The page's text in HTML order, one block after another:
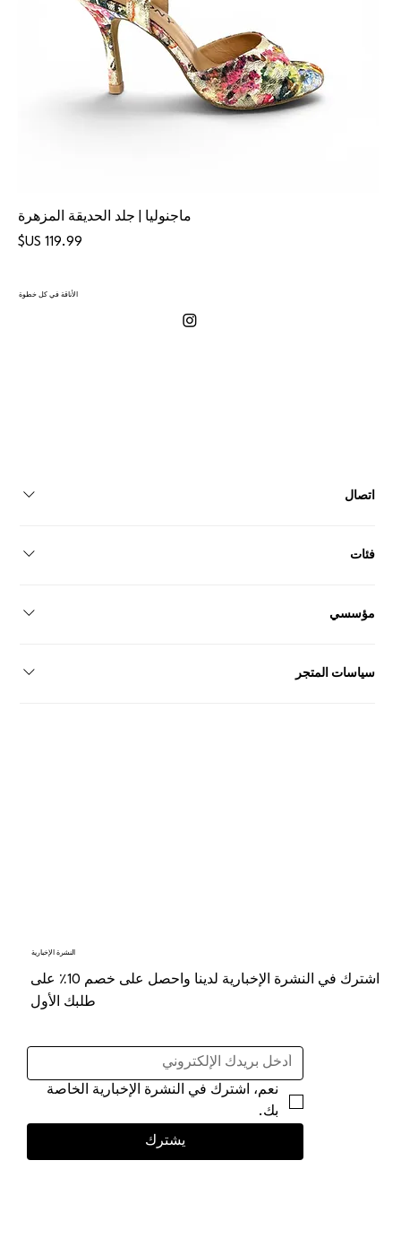
ماجنوليا | جلد الحديقة المزهرة
السعر
اتصال
فئات
مؤسسي
سياسات المتجر
الأناقة في كل خطوة
النشرة الإخبارية
اشترك في النشرة الإخبارية لدينا واحصل على خصم 10٪ على
طلبك الأول
بك.
يشترك